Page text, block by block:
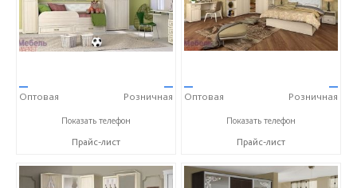
—
Оптовая
—
Розничная
+7 (4722) 40-24-31
Показать телефон
Прайс-лист
—
Оптовая
—
Розничная
+7 (4722) 40-24-31
Показать телефон
Прайс-лист